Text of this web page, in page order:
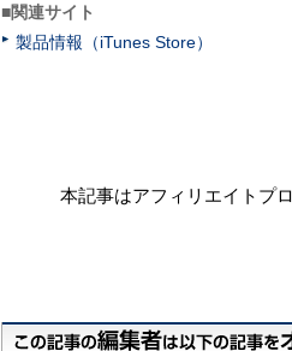
■関連サイト
製品情報（iTunes Store）
本記事はアフィリエイトプ